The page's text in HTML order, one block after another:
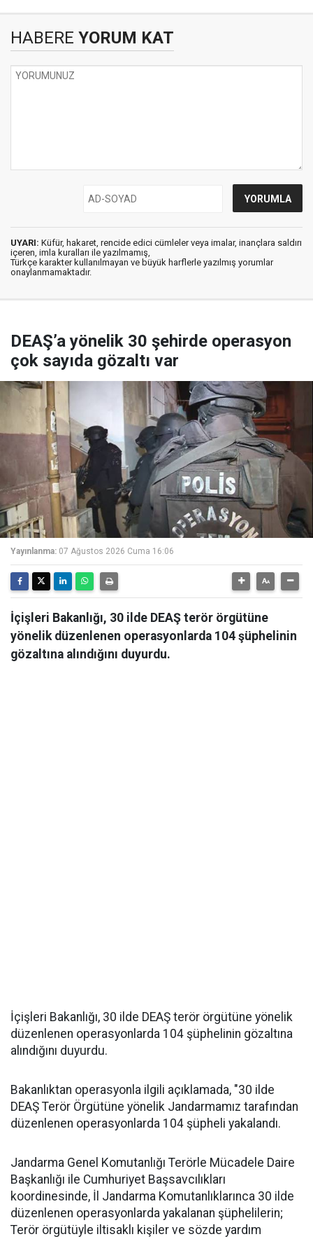
HABERE YORUM KAT
UYARI: Küfür, hakaret, rencide edici cümleler veya imalar, inançlara saldırı
içeren, imla kuralları ile yazılmamış,
Türkçe karakter kullanılmayan ve büyük harflerle yazılmış yorumlar
onaylanmamaktadır.
DEAŞ’a yönelik 30 şehirde operasyon
çok sayıda gözaltı var
Yayınlanma: 07 Ağustos 2026 Cuma 16:06
İçişleri Bakanlığı, 30 ilde DEAŞ terör örgütüne
yönelik düzenlenen operasyonlarda 104 şüphelinin
gözaltına alındığını duyurdu.
İçişleri Bakanlığı, 30 ilde DEAŞ terör örgütüne yönelik
düzenlenen operasyonlarda 104 şüphelinin gözaltına
alındığını duyurdu.
Bakanlıktan operasyonla ilgili açıklamada, "30 ilde
DEAŞ Terör Örgütüne yönelik Jandarmamız tarafından
düzenlenen operasyonlarda 104 şüpheli yakalandı.
Jandarma Genel Komutanlığı Terörle Mücadele Daire
Başkanlığı ile Cumhuriyet Başsavcılıkları
koordinesinde, İl Jandarma Komutanlıklarınca 30 ilde
düzenlenen operasyonlarda yakalanan şüphelilerin;
Terör örgütüyle iltisaklı kişiler ve sözde yardım